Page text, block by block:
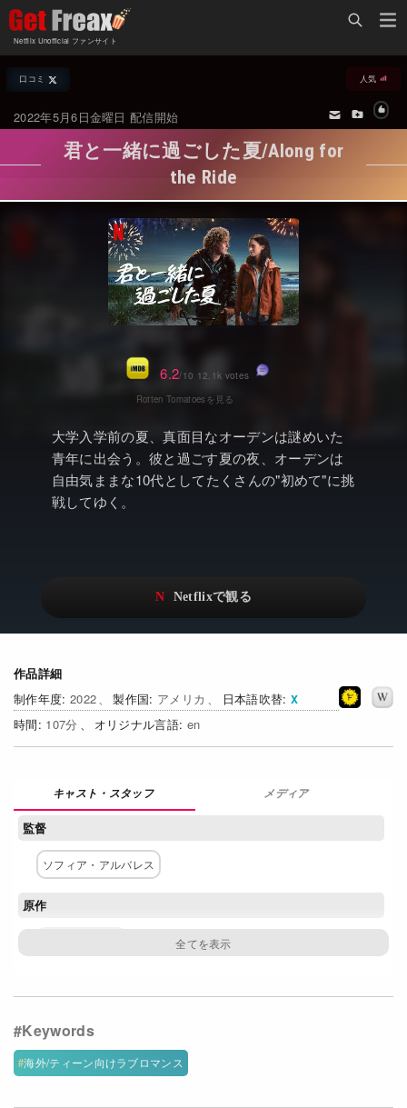
Netflix Unofficial ファンサイト
Netflix新着作品
オールジャンル
海外ドラマ・シリーズ
国内TV番組・ドラマ
国内映画
アジアTV番組・ドラマ
アジア映画
ドキュメンタリー
Netflixオリジナル作品
その他の国のTV番組
配信終了予定の作品
海外ドラマ・ラインナップ
Netflix 全作品ラインナップ
Netflix配信作品カスタム検索
トレンド
VOD 総合作品情報
Netflix・VOD総合News
Watchlistへ
Netflix Video
Netflix 高い評価の海外作品
Get Freaxフォーラム
口コミ 人気
2022年5月6日金曜日 配信開始
君と一緒に過ごした夏/Along for
the Ride
大学入学前の夏、真面目なオーデンは謎めいた
青年に出会う。彼と過ごす夏の夜、オーデンは
自由気ままな10代としてたくさんの"初めて"に挑
戦してゆく。
作品詳細
2022
アメリカ
日本語吹替
107
en
6.2/10 12.1k votes
メディア
監督
ソフィア・アルバレス
原作
主な出演者
海外/ティーン向けラブロマンス